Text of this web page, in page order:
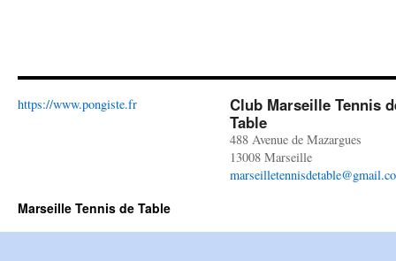
https://www.pongiste.fr
Club Marseille Tennis
Table
488 Avenue de Mazargues
13008 Marseille
Marseille Tennis de Table